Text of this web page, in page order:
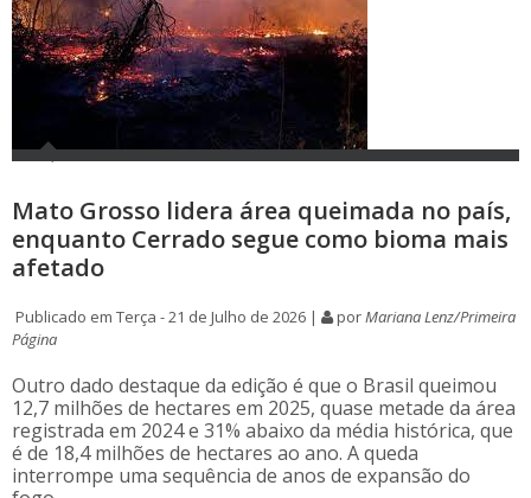
Mato Grosso lidera área queimada no país,
enquanto Cerrado segue como bioma mais
afetado
Publicado em Terça - 21 de Julho de 2026 | porMariana Lenz/Primeira
Página
Outro dado destaque da edição é que o Brasil queimou
12,7 milhões de hectares em 2025, quase metade da área
registrada em 2024 e 31% abaixo da média histórica, que
é de 18,4 milhões de hectares ao ano. A queda
interrompe uma sequência de anos de expansão do